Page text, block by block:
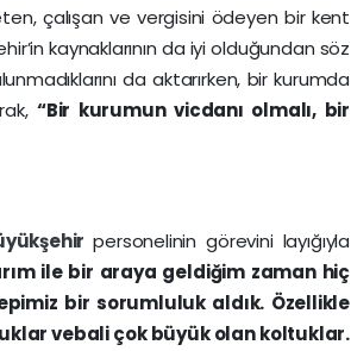
çalışan ve vergisini ödeyen bir kent
kaynaklarının da iyi olduğundan söz
da aktarırken, bir kurumda
“Bir kurumun vicdanı olmalı, bir
personelinin görevini layığıyla
ile bir araya geldiğim zaman hiç
bir sorumluluk aldık. Özellikle
vebali çok büyük olan koltuklar.